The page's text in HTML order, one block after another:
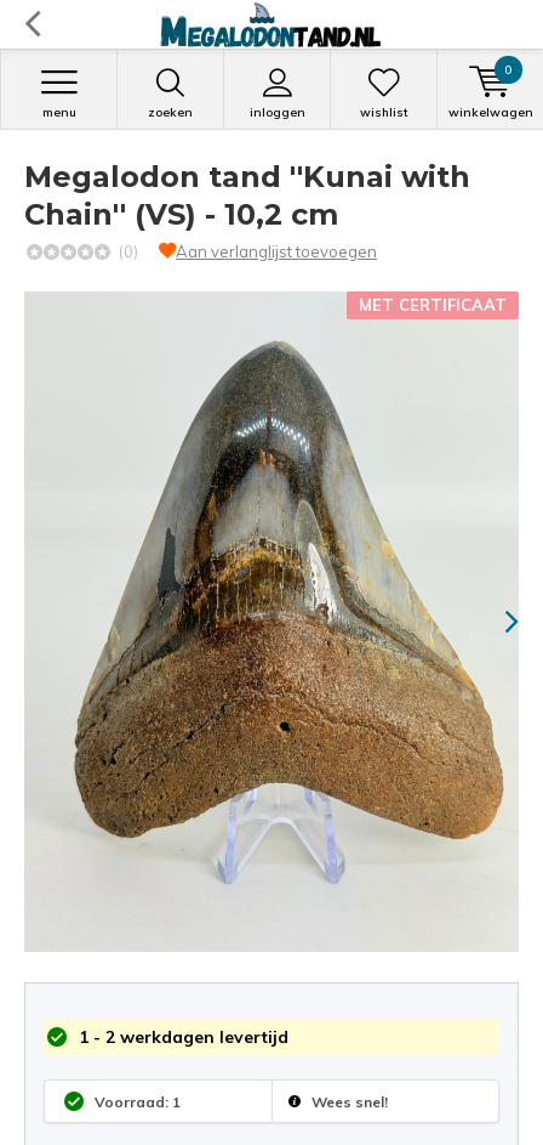
zoeken inloggen
menu wishlist winkelwagen
0
Megalodon tand ''Kunai with
Chain'' (VS) - 10,2 cm
(0) Aan verlanglijst toevoegen
MET CERTIFICAAT
1 - 2 werkdagen levertijd
Voorraad: 1 Wees snel!